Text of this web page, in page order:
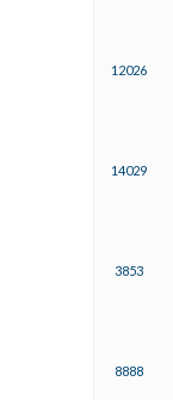
12026
14029
3853
8888